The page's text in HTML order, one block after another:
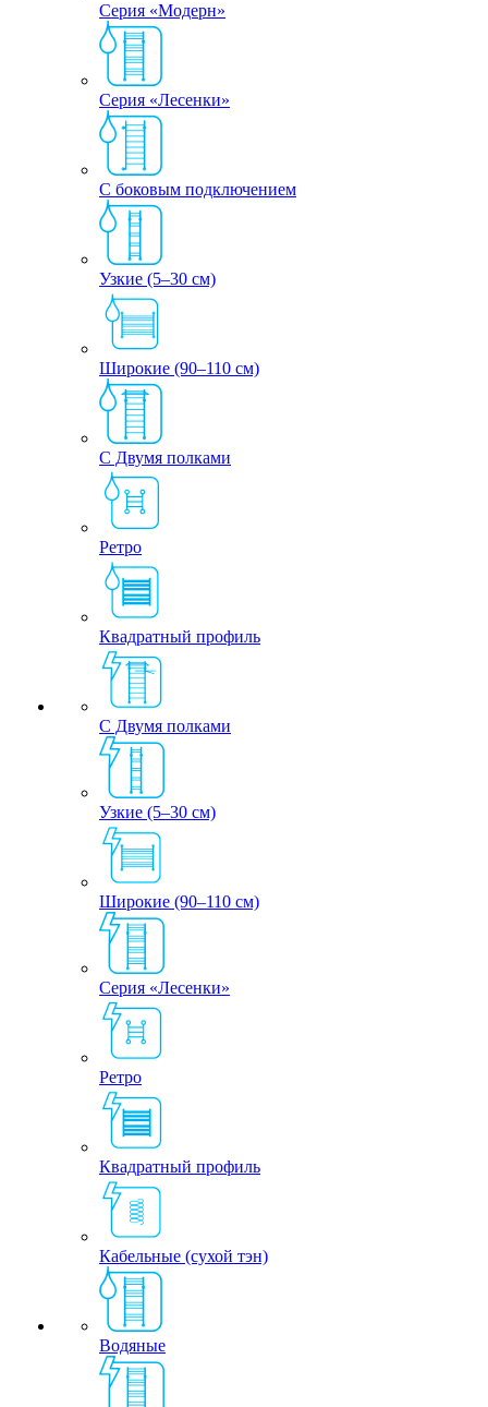
Серия «Модерн»
Серия «Лесенки»
С боковым подключением
Узкие (5–30 см)
Широкие (90–110 см)
С Двумя полками
Ретро
Квадратный профиль
С Двумя полками
Узкие (5–30 см)
Широкие (90–110 см)
Серия «Лесенки»
Ретро
Квадратный профиль
Кабельные (сухой тэн)
Водяные